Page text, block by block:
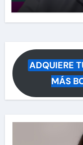
ADQUIERE
MÁS